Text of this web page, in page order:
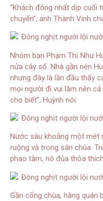
“Khách đông nhất dịp cuối
chuyến”, anh Thành Vinh
Nhóm bạn Phạm Thị Như
nửa cây số. Nhà gần nên
nhưng đây là lần đầu thấy
mọi người đi vui lắm nên
cho biết”, Huỳnh nói.
Nước sâu khoảng một mét
ruộng và trong sân chùa.
phao tắm, nô đùa thỏa
Gần cổng chùa, hàng quán